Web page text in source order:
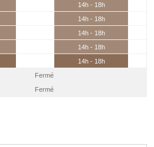
14h - 18h
14h - 18h
14h - 18h
14h - 18h
14h - 18h
Fermé
Fermé